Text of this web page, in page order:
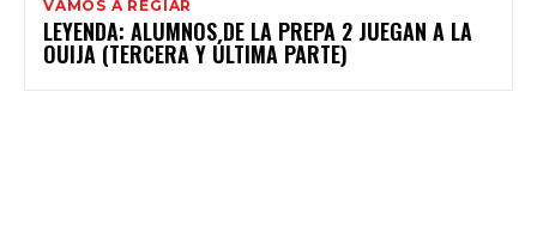
VAMOS A REGIAR
LEYENDA: ALUMNOS DE LA PREPA 2 JUEGAN A LA
OUIJA (TERCERA Y ÚLTIMA PARTE)